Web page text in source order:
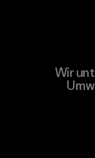
Wir